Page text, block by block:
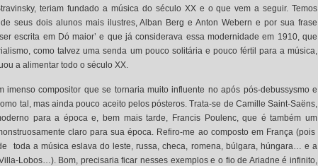
teriam fundado a música do século XX e o que vem a seguir. Temos
seus dois alunos mais ilustres, Alban Berg e Anton Webern e por sua frase
escrita em Dó maior’ e que já considerava essa modernidade em 1910, que
como talvez uma senda um pouco solitária e pouco fértil para a música,
a alimentar todo o século XX.
imenso compositor que se tornaria muito influente no após pós-debussysmo e
tal, mas ainda pouco aceito pelos pósteros. Trata-se de Camille Saint-Saëns,
para a época e, bem mais tarde, Francis Poulenc, que é também um
claro para sua época. Refiro-me ao composto em França (pois
toda a música eslava do leste, russa, checa, romena, búlgara, húngara… e a
Lobos…). Bom, precisaria ficar nesses exemplos e o fio de Ariadne é infinito,